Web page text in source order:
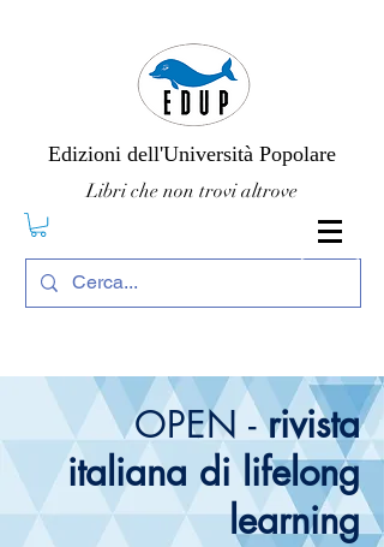
Edizioni dell'Università Popolare
Libri che non trovi altrove
OPEN -rivista
italiana di lifelong
learning